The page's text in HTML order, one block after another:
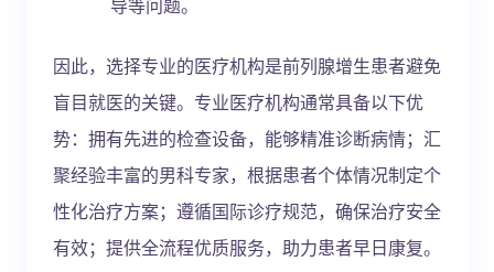
因此，选择专业的医疗机构是前列腺增生患者避免
盲目就医的关键。专业医疗机构通常具备以下优
势：拥有先进的检查设备，能够精准诊断病情；汇
聚经验丰富的男科专家，根据患者个体情况制定个
性化治疗方案；遵循国际诊疗规范，确保治疗安全
有效；提供全流程优质服务，助力患者早日康复。